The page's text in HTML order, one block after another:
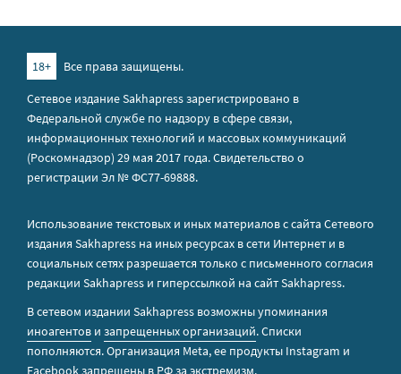
18+
Все права защищены.
Сетевое издание Sakhapress зарегистрировано в
Федеральной службе по надзору в сфере связи,
информационных технологий и массовых коммуникаций
(Роскомнадзор) 29 мая 2017 года. Свидетельство о
регистрации Эл № ФС77-69888.
Использование текстовых и иных материалов с сайта Сетевого
издания Sakhapress на иных ресурсах в сети Интернет и в
социальных сетях разрешается только с письменного согласия
редакции Sakhapress и гиперссылкой на сайт Sakhapress.
В сетевом издании Sakhapress возможны упоминания
иноагентов и запрещенных организаций. Списки
пополняются. Организация Metа, ее продукты Instagram и
Facebook запрещены в РФ за экстремизм.